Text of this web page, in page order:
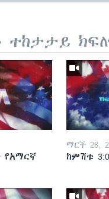
ተከታታይ
የአማርኛ
ማርች 28,
ከምሽቱ